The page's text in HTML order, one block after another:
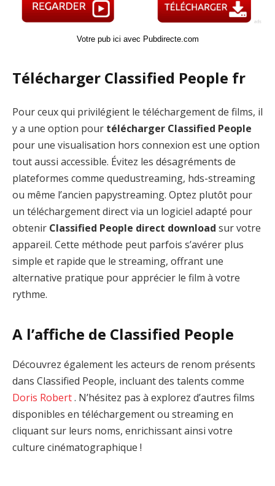
Votre pub ici avec Pubdirecte.com
Télécharger Classified People fr
Pour ceux qui privilégient le téléchargement de films, il
y a une option pour télécharger Classified People
pour une visualisation hors connexion est une option
tout aussi accessible. Évitez les désagréments de
plateformes comme quedustreaming, hds-streaming
ou même l’ancien papystreaming. Optez plutôt pour
un téléchargement direct via un logiciel adapté pour
obtenir Classified People direct download sur votre
appareil. Cette méthode peut parfois s’avérer plus
simple et rapide que le streaming, offrant une
alternative pratique pour apprécier le film à votre
rythme.
A l’affiche de Classified People
Découvrez également les acteurs de renom présents
dans Classified People, incluant des talents comme
Doris Robert. N’hésitez pas à explorez d’autres films
disponibles en téléchargement ou streaming en
cliquant sur leurs noms, enrichissant ainsi votre
culture cinématographique !